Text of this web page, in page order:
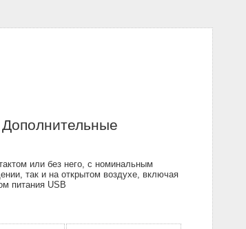
или без него, с номинальным
так и на открытом воздухе, включая
питания USB